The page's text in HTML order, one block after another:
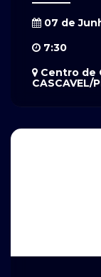
07 de
7:30
Centro de
CASCAVEL/